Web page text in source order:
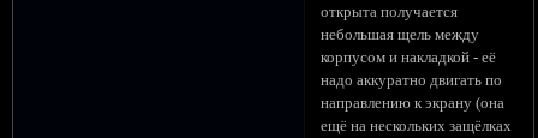
открыта получается
небольшая щель между
корпусом и накладкой - её
надо аккуратно двигать по
направлению к экрану (она
ещё на нескольких защёлках